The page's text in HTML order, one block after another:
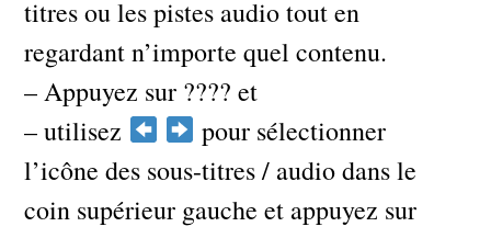
titres ou les pistes audio tout en
regardant n’importe quel contenu.
– Appuyez sur ???? et
– utilisez
pour sélectionner
l’icône des sous-titres / audio dans le
coin supérieur gauche et appuyez sur